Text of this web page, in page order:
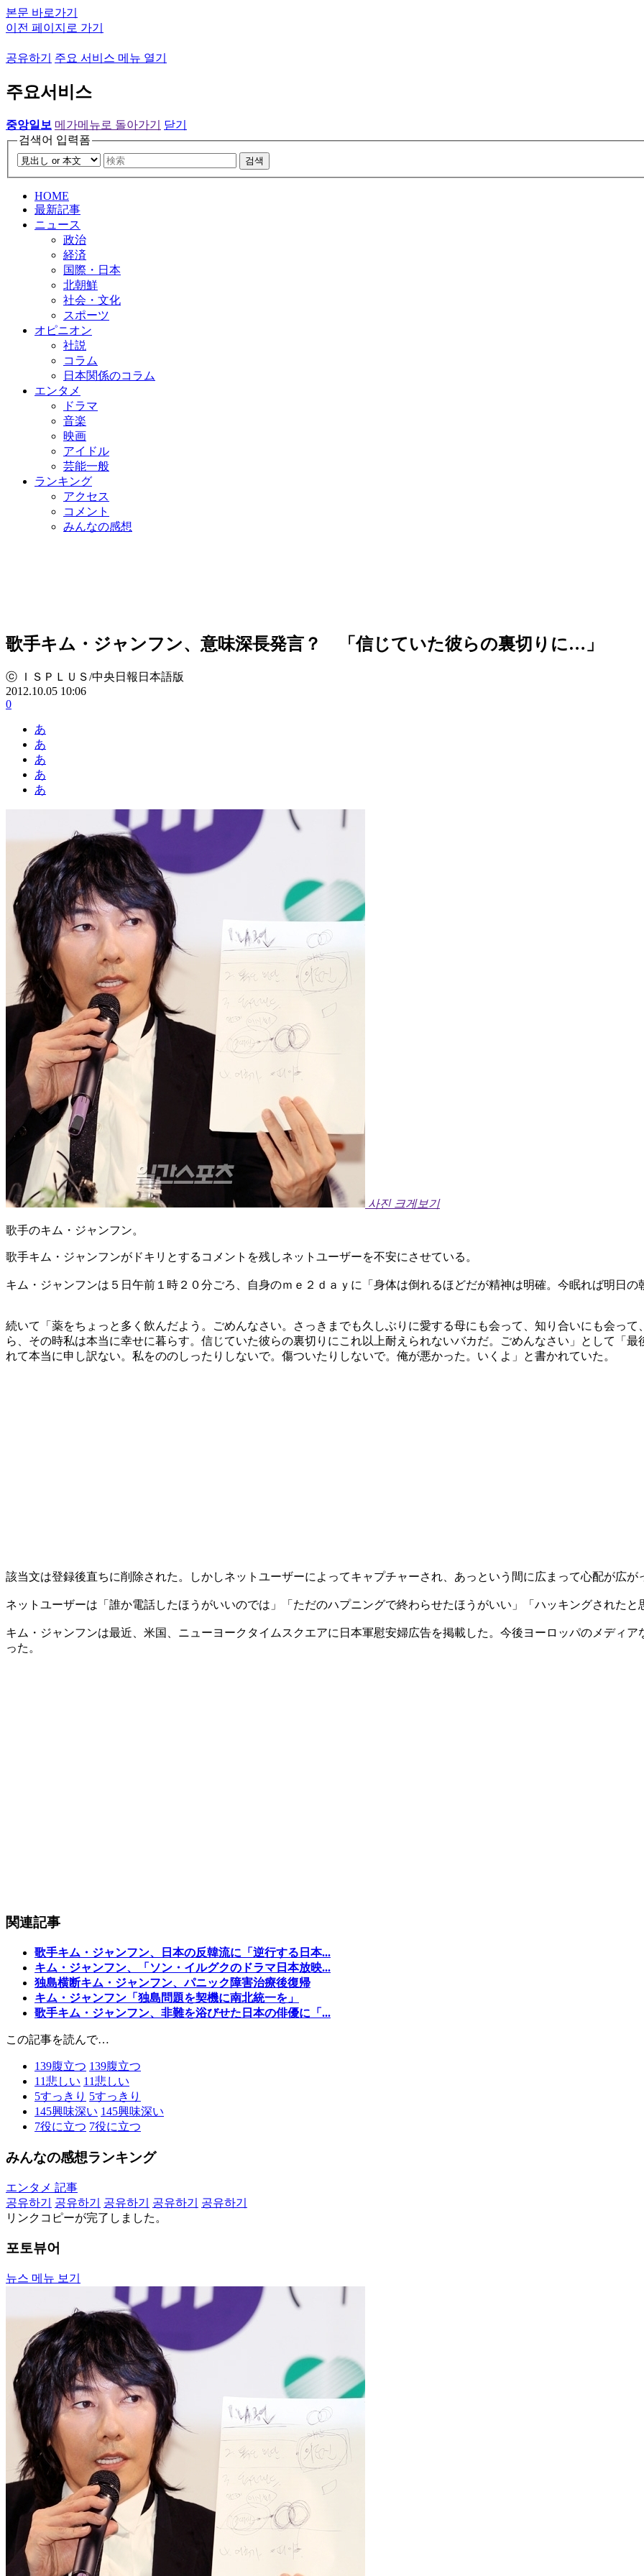
본문 바로가기
이전 페이지로 가기
공유하기 주요 서비스 메뉴 열기
주요서비스
중앙일보 메가메뉴로 돌아가기
닫기
검색어 입력폼
검색
HOME
最新記事
ニュース
政治
経済
国際・日本
北朝鮮
社会・文化
スポーツ
オピニオン
社説
コラム
日本関係のコラム
エンタメ
ドラマ
音楽
映画
アイドル
芸能一般
ランキング
アクセス
コメント
みんなの感想
歌手キム・ジャンフン、意味深長発言？ 「信じていた彼らの裏切りに…」
ⓒ ＩＳＰＬＵＳ/中央日報日本語版
2012.10.05 10:06
0
あ
あ
あ
あ
あ
사진 크게보기
歌手のキム・ジャンフン。
歌手キム・ジャンフンがドキリとするコメントを残しネットユーザーを不安にさせている。
キム・ジャンフンは５日午前１時２０分ごろ、自身のｍｅ２ｄａｙに「身体は倒れるほどだが精神は明確。今眠れば明日
続いて「薬をちょっと多く飲んだよう。ごめんなさい。さっきまでも久しぶりに愛する母にも会って、知り合いにも会っ
ら、その時私は本当に幸せに暮らす。信じていた彼らの裏切りにこれ以上耐えられないバカだ。ごめんなさい」として「
れて本当に申し訳ない。私をののしったりしないで。傷ついたりしないで。俺が悪かった。いくよ」と書かれていた。
該当文は登録後直ちに削除された。しかしネットユーザーによってキャプチャーされ、あっという間に広まって心配が広が
ネットユーザーは「誰か電話したほうがいいのでは」「ただのハプニングで終わらせたほうがいい」「ハッキングされたと
キム・ジャンフンは最近、米国、ニューヨークタイムスクエアに日本軍慰安婦広告を掲載した。今後ヨーロッパのメディ
った。
関連記事
歌手キム・ジャンフン、日本の反韓流に「逆行する日本...
キム・ジャンフン、「ソン・イルグクのドラマ日本放映...
独島横断キム・ジャンフン、パニック障害治療後復帰
キム・ジャンフン「独島問題を契機に南北統一を」
歌手キム・ジャンフン、非難を浴びせた日本の俳優に「...
この記事を読んで…
139腹立つ 139腹立つ
11悲しい 11悲しい
5すっきり 5すっきり
145興味深い 145興味深い
7役に立つ 7役に立つ
みんなの感想ランキング
エンタメ 記事
공유하기
공유하기 공유하기 공유하기
공유하기
リンクコピーが完了しました。
포토뷰어
뉴스 메뉴 보기